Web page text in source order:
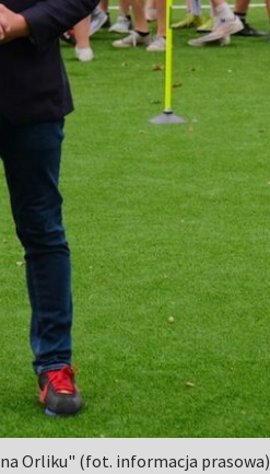
Orliku" (fot. informacja prasowa)